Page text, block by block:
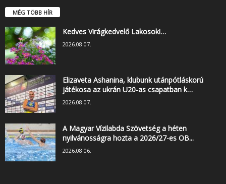
MÉG TÖBB HÍR
Kedves Virágkedvelő Lakosok!…
2026.08.07.
Elizaveta Ashanina, klubunk utánpótláskorú
játékosa az ukrán U20-as csapatban k…
2026.08.07.
A Magyar Vízilabda Szövetség a héten
nyilvánosságra hozta a 2026/27-es OB...
2026.08.06.